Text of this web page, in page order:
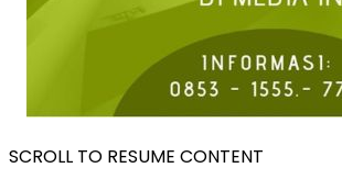
SCROLL TO RESUME CONTENT